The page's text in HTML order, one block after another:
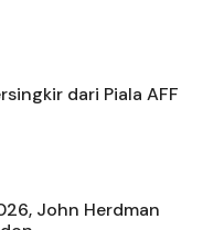
dari Piala AFF
John Herdman